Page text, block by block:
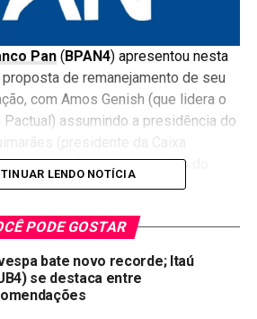
Pan(BPAN4) apresentou nesta
de remanejamento de seu
com Amos Genish (que lidera o
Pactual) assumindo a presidência do
atual presidente do conselho do
pan tem aumento de capital
é controlada peloBTG Pactual
, subsidiária da Caixa. A proposta será
LENDO NOTÍCIA
PODE GOSTAR
bate novo recorde; Itaú
se destaca entre